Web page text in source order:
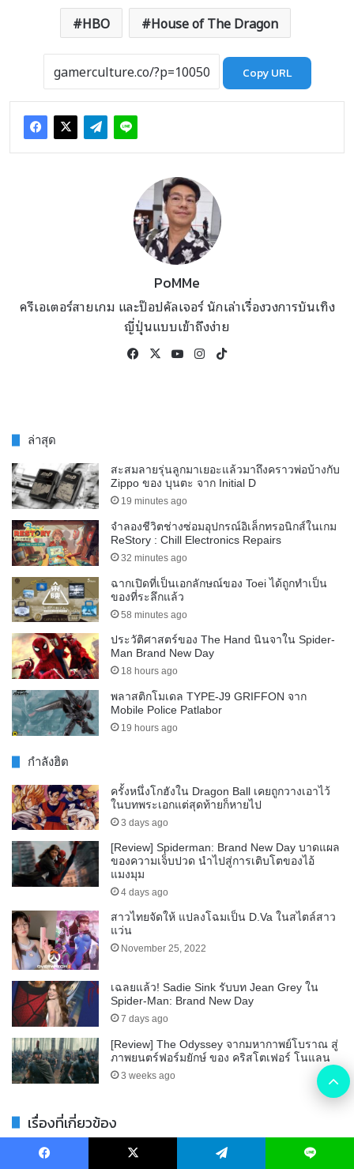
HBO House of The Dragon
Copy URL
PoMMe
ครีเอเตอร์สายเกม และป๊อปคัลเจอร์ นักเล่าเรื่องวงการบันเทิง
ญี่ปุ่นแบบเข้าถึงง่าย
Facebook
X YouTubeInstagram
ล่าสุด
สะสมลายรุ่นลูกมาเยอะแล้วมาถึงคราวพ่อบ้างกับ
Zippo ของ บุนตะ จาก Initial D
19 minutes ago
จำลองชีวิตช่างซ่อมอุปกรณ์อิเล็กทรอนิกส์ในเกม
ReStory : Chill Electronics Repairs
32 minutes ago
ฉากเปิดที่เป็นเอกลักษณ์ของ Toei ได้ถูกทำเป็น
ของที่ระลึกแล้ว
58 minutes ago
ประวัติศาสตร์ของ The Hand นินจาใน Spider-
Man Brand New Day
18 hours ago
พลาสติกโมเดล TYPE-J9 GRIFFON จาก
Mobile Police Patlabor
19 hours ago
กำลังฮิต
ครั้งหนึ่งโกฮังใน Dragon Ball เคยถูกวางเอาไว้
ในบทพระเอกแต่สุดท้ายก็หายไป
3 days ago
[Review] Spiderman: Brand New Day บาดแผล
ของความเจ็บปวด นำไปสู่การเติบโตของไอ้
แมงมุม
4 days ago
สาวไทยจัดให้ แปลงโฉมเป็น D.Va ในสไตล์สาว
แว่น
November 25, 2022
เฉลยแล้ว! Sadie Sink รับบท Jean Grey ใน
Spider-Man: Brand New Day
7 days ago
[Review] The Odyssey จากมหากาพย์โบราณ สู่
ภาพยนตร์ฟอร์มยักษ์ ของ คริสโตเฟอร์ โนแลน
3 weeks ago
เรื่องที่เกี่ยวข้อง